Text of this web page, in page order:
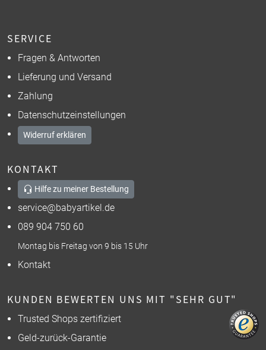
SERVICE
Fragen & Antworten
Lieferung und Versand
Zahlung
Datenschutzeinstellungen
Widerruf erklären
KONTAKT
Hilfe zu meiner Bestellung
service@babyartikel.de
089 904 750 60
Montag bis Freitag von 9 bis 15 Uhr
Kontakt
KUNDEN BEWERTEN UNS MIT "SEHR GUT"
Trusted Shops zertifiziert
Geld-zurück-Garantie